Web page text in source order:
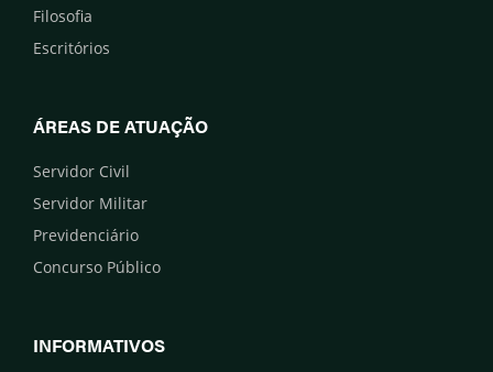
Filosofia
Escritórios
ÁREAS DE ATUAÇÃO
Servidor Civil
Servidor Militar
Previdenciário
Concurso Público
INFORMATIVOS